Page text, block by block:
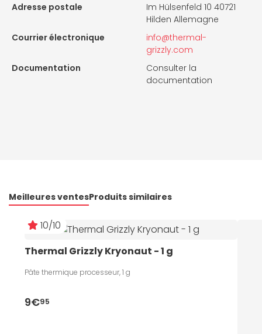
Adresse postale
Im Hülsenfeld 10 40721
Hilden Allemagne
Courrier électronique
info@thermal-
grizzly.com
Documentation
Consulter la
documentation
Meilleures ventesProduits similaires
10/10
Thermal Grizzly Kryonaut - 1 g
Pâte thermique processeur, 1 g
9€95